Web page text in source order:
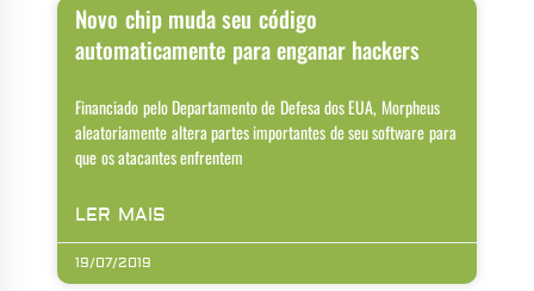
Novo chip muda seu código
automaticamente para enganar hackers
Financiado pelo Departamento de Defesa dos EUA, Morpheus
aleatoriamente altera partes importantes de seu software para
que os atacantes enfrentem
LER MAIS
19/07/2019